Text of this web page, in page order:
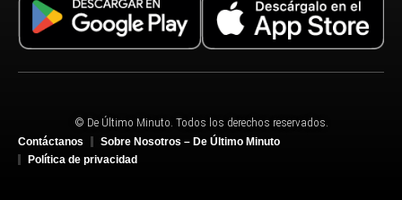
© De Último Minuto. Todos los derechos reservados.
Contáctanos
Sobre Nosotros – De Último Minuto
Política de privacidad